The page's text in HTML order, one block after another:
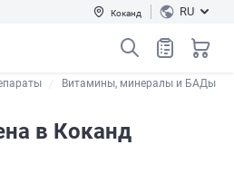
Коканд RU
Витамины, минералы и БАДы
в Коканд